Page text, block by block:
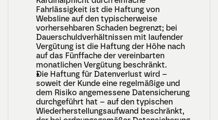
Fahrlässigkeit ist die Haftung von
Websline auf den typischerweise
vorhersehbaren Schaden begrenzt; bei
Dauerschuldverhältnissen mit laufender
Vergütung ist die Haftung der Höhe nach
auf das Fünffache der vereinbarten
monatlichen Vergütung beschränkt.
Die Haftung für Datenverlust wird –
soweit der Kunde eine regelmäßige und
dem Risiko angemessene Datensicherung
durchgeführt hat – auf den typischen
Wiederherstellungsaufwand beschränkt,